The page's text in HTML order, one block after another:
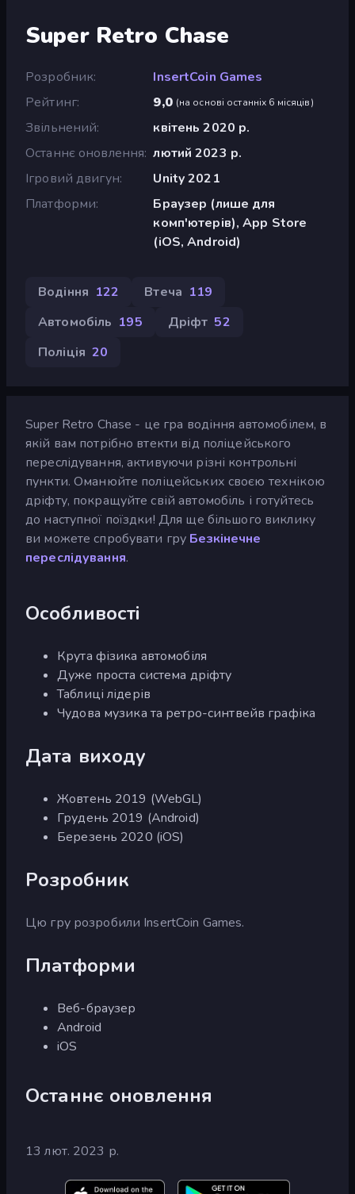
Super Retro Chase
Розробник
InsertCoin Games
Рейтинг
9,0 (на основі останніх 6 місяців)
Звільнений
квітень 2020 р.
Останнє оновлення лютий 2023 р.
Ігровий двигун
Unity 2021
Платформи
Браузер (лише для
комп'ютерів), App Store
(iOS, Android)
Водіння 122 Втеча 119
Автомобіль 195 Дріфт 52
Поліція 20
Super Retro Chase - це гра водіння автомобілем, в
якій вам потрібно втекти від поліцейського
переслідування, активуючи різні контрольні
пункти. Оманюйте поліцейських своєю технікою
дріфту, покращуйте свій автомобіль і готуйтесь
до наступної поїздки! Для ще більшого виклику
ви можете спробувати гру Безкінечне
переслідування.
Особливості
Крута фізика автомобіля
Дуже проста система дріфту
Таблиці лідерів
Чудова музика та ретро-синтвейв графіка
Дата виходу
Жовтень 2019 (WebGL)
Грудень 2019 (Android)
Березень 2020 (iOS)
Розробник
Цю гру розробили InsertCoin Games.
Платформи
Веб-браузер
Android
iOS
Останнє оновлення
13 лют. 2023 р.